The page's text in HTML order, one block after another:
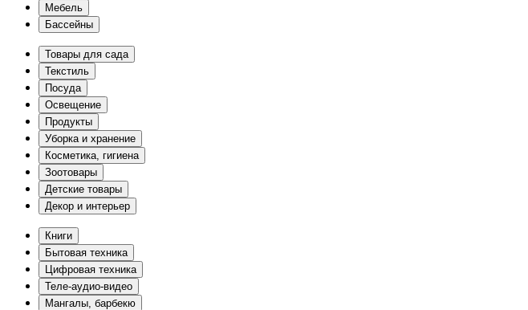
Мебель
Бассейны
Товары для сада
Текстиль
Посуда
Освещение
Продукты
Уборка и хранение
Косметика, гигиена
Зоотовары
Детские товары
Декор и интерьер
Книги
Бытовая техника
Цифровая техника
Теле-аудио-видео
Мангалы, барбекю